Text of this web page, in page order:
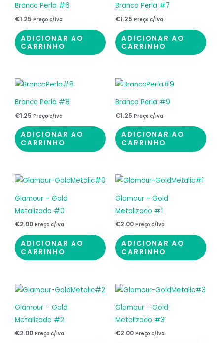
Branco Perla #6
€1.25 Preço c/iva
ADICIONAR AO
CARRINHO
Branco Perla #7
€1.25 Preço c/iva
ADICIONAR AO
CARRINHO
Branco Perla #8
€1.25 Preço c/iva
ADICIONAR AO
CARRINHO
Branco Perla #9
€1.25 Preço c/iva
ADICIONAR AO
CARRINHO
Glamour – Gold
Metalizado #0
€2.00 Preço c/iva
ADICIONAR AO
CARRINHO
Glamour – Gold
Metalizado #1
€2.00 Preço c/iva
ADICIONAR AO
CARRINHO
Glamour – Gold
Metalizado #2
€2.00 Preço c/iva
Glamour – Gold
Metalizado #3
€2.00 Preço c/iva